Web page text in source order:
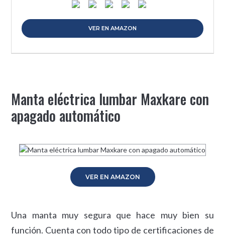
VER EN AMAZON
Manta eléctrica lumbar Maxkare con
apagado automático
VER EN AMAZON
Una manta muy segura que hace muy bien su
función. Cuenta con todo tipo de certificaciones de